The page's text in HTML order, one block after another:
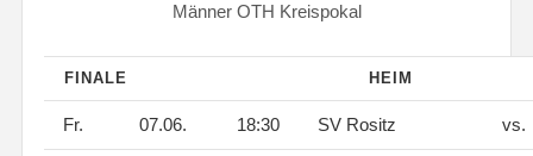
Männer OTH Kreispokal
FINALE HEIM
Fr. 07.06. 18:30 SV Rositz vs.